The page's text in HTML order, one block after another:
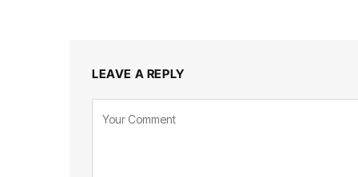
LEAVE A REPLY